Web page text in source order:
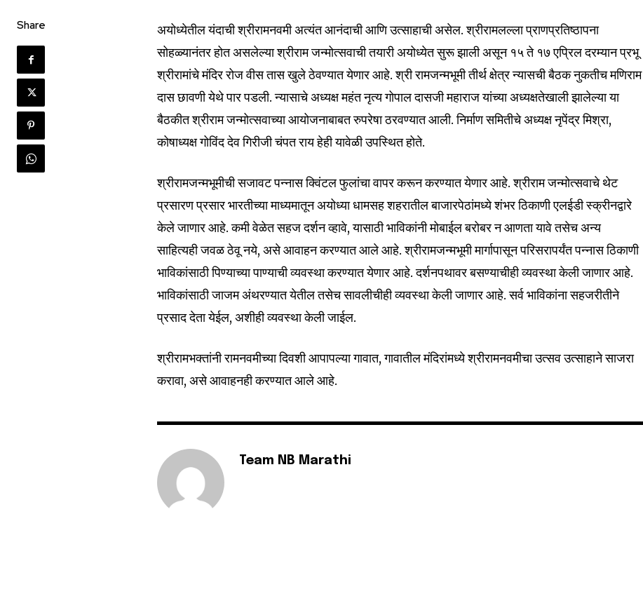
Join our community of
SUBSCRIBERS and be part
of the conversation.
To subscribe, simply enter your email address on our website or click
the subscribe button below. Don't worry, we respect your privacy and
6,300 32,111
Share
अयोध्येतील यंदाची श्रीरामनवमी अत्यंत आनंदाची आणि उत्साहाची असेल. श्रीरामलल्ला प्राणप्रतिष्ठापना
सोहळ्यानंतर होत असलेल्या श्रीराम जन्मोत्सवाची तयारी अयोध्येत सुरू झाली असून १५ ते १७ एप्रिल दरम्यान प्रभू
श्रीरामांचे मंदिर रोज वीस तास खुले ठेवण्यात येणार आहे. श्री रामजन्मभूमी तीर्थ क्षेत्र न्यासची बैठक नुकतीच मणिराम
दास छावणी येथे पार पडली. न्यासाचे अध्यक्ष महंत नृत्य गोपाल दासजी महाराज यांच्या अध्यक्षतेखाली झालेल्या या
बैठकीत श्रीराम जन्मोत्सवाच्या आयोजनाबाबत रुपरेषा ठरवण्यात आली. निर्माण समितीचे अध्यक्ष नृपेंद्र मिश्रा,
कोषाध्यक्ष गोविंद देव गिरीजी चंपत राय हेही यावेळी उपस्थित होते.
श्रीरामजन्मभूमीची सजावट पन्नास क्विंटल फुलांचा वापर करून करण्यात येणार आहे. श्रीराम जन्मोत्सवाचे थेट
प्रसारण प्रसार भारतीच्या माध्यमातून अयोध्या धामसह शहरातील बाजारपेठांमध्ये शंभर ठिकाणी एलईडी स्क्रीनद्वारे
केले जाणार आहे. कमी वेळेत सहज दर्शन व्हावे, यासाठी भाविकांनी मोबाईल बरोबर न आणता यावे तसेच अन्य
साहित्यही जवळ ठेवू नये, असे आवाहन करण्यात आले आहे. श्रीरामजन्मभूमी मार्गापासून परिसरापर्यंत पन्नास ठिकाणी
भाविकांसाठी पिण्याच्या पाण्याची व्यवस्था करण्यात येणार आहे. दर्शनपथावर बसण्याचीही व्यवस्था केली जाणार आहे.
भाविकांसाठी जाजम अंथरण्यात येतील तसेच सावलीचीही व्यवस्था केली जाणार आहे. सर्व भाविकांना सहजरीतीने
प्रसाद देता येईल, अशीही व्यवस्था केली जाईल.
श्रीरामभक्तांनी रामनवमीच्या दिवशी आपापल्या गावात, गावातील मंदिरांमध्ये श्रीरामनवमीचा उत्सव उत्साहाने साजरा
करावा, असे आवाहनही करण्यात आले आहे.
Team NB Marathi